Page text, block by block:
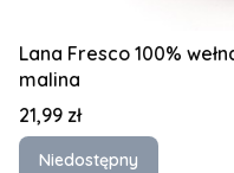
Lana Fresco 100%
malina
Cena
21,99 zł
Niedostępny